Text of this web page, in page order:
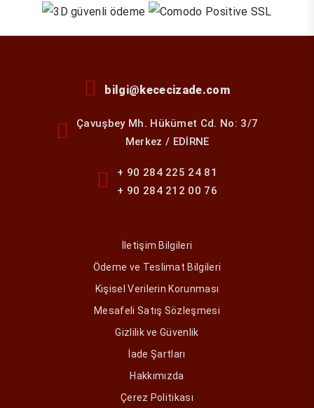
bilgi@kececizade.com
Çavuşbey Mh. Hükümet Cd. No: 3/7
Merkez / EDİRNE
+ 90 284 225 24 81
+ 90 284 212 00 76
İletişim Bilgileri
Ödeme ve Teslimat Bilgileri
Kişisel Verilerin Korunması
Mesafeli Satış Sözleşmesi
Gizlilik ve Güvenlik
İade Şartları
Hakkımızda
Çerez Politikası